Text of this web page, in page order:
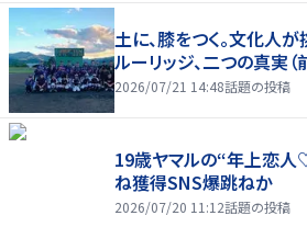
土に、膝をつく。文化人が
ルーリッジ、二つの真実（
2026/07/21 14:48話題の投稿
19歳ヤマルの“年上恋人
ね獲得SNS爆跳ねか
2026/07/20 11:12話題の投稿